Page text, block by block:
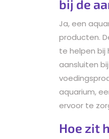
bij de
Ja, een
producten.
te helpen bij
aansluiten
aquarium,
ervoor te
Hoe zit